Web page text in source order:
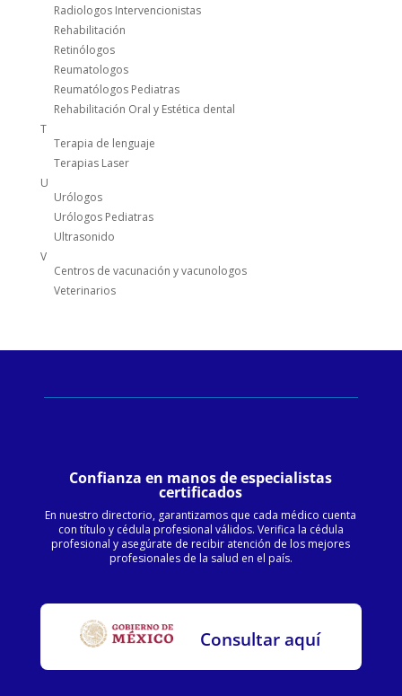
Radiologos Intervencionistas
Rehabilitación
Retinólogos
Reumatologos
Reumatólogos Pediatras
Rehabilitación Oral y Estética dental
T
Terapia de lenguaje
Terapias Laser
U
Urólogos
Urólogos Pediatras
Ultrasonido
V
Centros de vacunación y vacunologos
Veterinarios
Confianza en manos de especialistas
certificados
En nuestro directorio, garantizamos que cada médico cuenta
con título y cédula profesional válidos. Verifica la cédula
profesional y asegúrate de recibir atención de los mejores
profesionales de la salud en el país.
Consultar aquí